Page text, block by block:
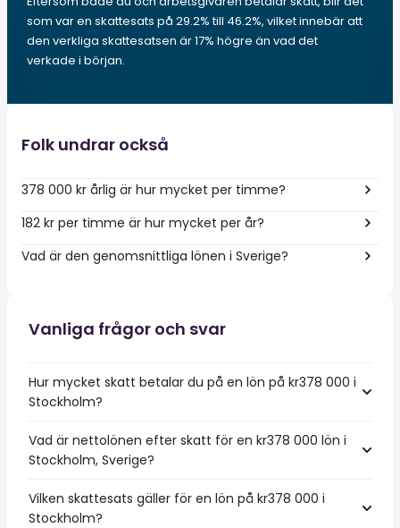
som var en skattesats på 29.2% till 46.2%, vilket innebär att
den verkliga skattesatsen är 17% högre än vad det
verkade i början.
Folk undrar också
378 000 kr årlig är hur mycket per timme?
182 kr per timme är hur mycket per år?
Vad är den genomsnittliga lönen i Sverige?
Vanliga frågor och svar
Hur mycket skatt betalar du på en lön på kr378 000 i
Stockholm?
Vad är nettolönen efter skatt för en kr378 000 lön i
Stockholm, Sverige?
Vilken skattesats gäller för en lön på kr378 000 i
Stockholm?